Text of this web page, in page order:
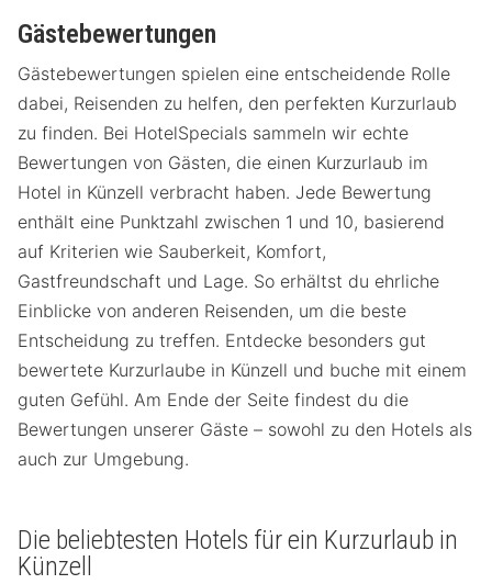
Gästebewertungen
Gästebewertungen spielen eine entscheidende Rolle
dabei, Reisenden zu helfen, den perfekten Kurzurlaub
zu finden. Bei HotelSpecials sammeln wir echte
Bewertungen von Gästen, die einen Kurzurlaub im
Hotel in Künzell verbracht haben. Jede Bewertung
enthält eine Punktzahl zwischen 1 und 10, basierend
auf Kriterien wie Sauberkeit, Komfort,
Gastfreundschaft und Lage. So erhältst du ehrliche
Einblicke von anderen Reisenden, um die beste
Entscheidung zu treffen. Entdecke besonders gut
bewertete Kurzurlaube in Künzell und buche mit einem
guten Gefühl. Am Ende der Seite findest du die
Bewertungen unserer Gäste – sowohl zu den Hotels als
auch zur Umgebung.
Die beliebtesten Hotels für ein Kurzurlaub in
Künzell